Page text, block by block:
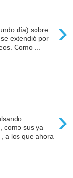
›
día) sobre
extendió por
Como ...
›
como sus ya
a los que ahora